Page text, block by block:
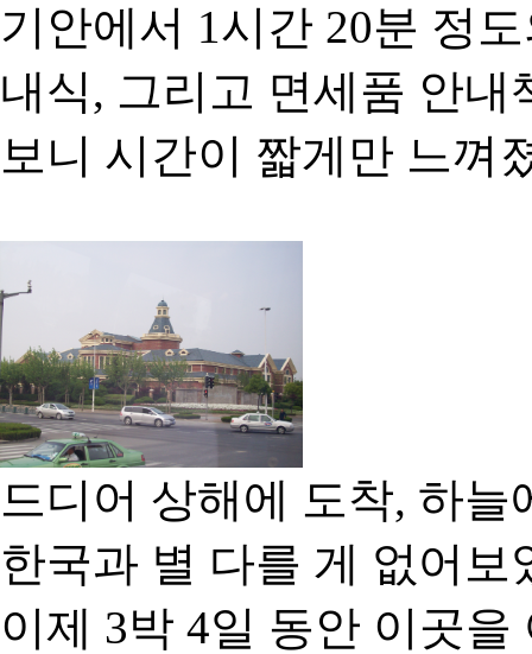
기안에서 1시간 20분 정
내식, 그리고 면세품 안
보니 시간이 짧게만 느껴
드디어 상해에 도착, 하
한국과 별 다를 게 없어
이제 3박 4일 동안 이곳